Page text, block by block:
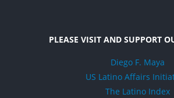
PLEASE VISIT AND SUPPORT
Diego F. Maya
US Latino Affairs
The Latino Index